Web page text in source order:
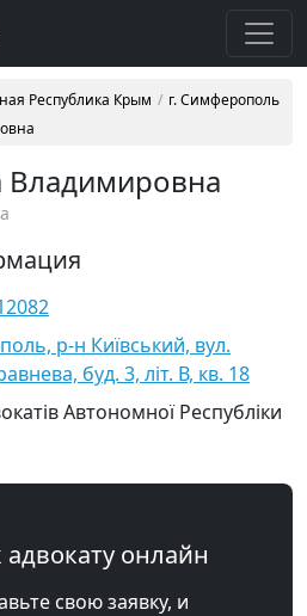
Республика Крым
г. Симферополь
Владимировна
р-н Київський, вул.
буд. 3, літ. В, кв. 18
Автономної Республіки
онлайн
свою заявку, и